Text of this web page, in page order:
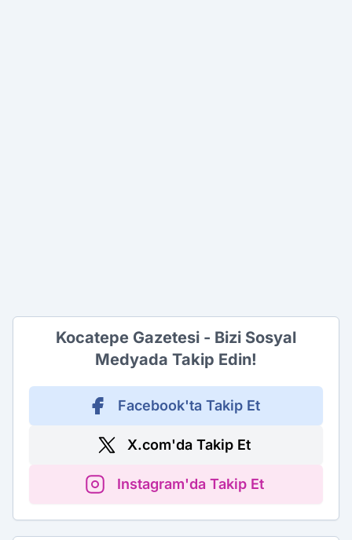
Kocatepe Gazetesi - Bizi Sosyal
Medyada Takip Edin!
Facebook'ta Takip Et
X.com'da Takip Et
Instagram'da Takip Et